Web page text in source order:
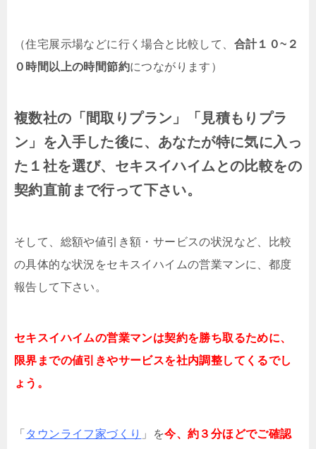
（住宅展示場などに行く場合と比較して、 合計１０~２
０時間以上の時間節約につながります）
複数社の「間取りプラン」「見積もりプラ
ン」を入手した後に、あなたが特に気に入っ
た１社を選び、セキスイハイムとの比較をの
契約直前まで行って下さい。
そして、総額や値引き額・サービスの状況など、比較
の具体的な状況をセキスイハイムの営業マンに、都度
報告して下さい。
セキスイハイムの営業マンは契約を勝ち取るために、
限界までの値引きやサービスを社内調整してくるでし
ょう。
「 タウンライフ家づくり 」を今、約３分ほどでご確認